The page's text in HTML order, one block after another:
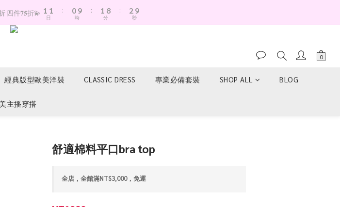
四件𝟕𝟓折💫 1
0
1
0
日
:
09
8
時
:
1
0
8
7
1
分
:
2
1
8
7
秒
經典版型歐美洋裝 CLASSIC DRESS 專業必備套裝 SHOP ALL BLOG
主播穿搭
舒適棉料平口bra top
全店，全館滿NT$3,000，免運